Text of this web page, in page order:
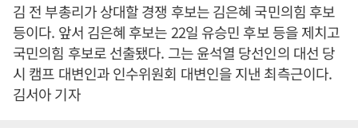
김 전 부총리가 상대할 경쟁 후보는 김은혜 국민의힘 후보
등이다. 앞서 김은혜 후보는 22일 유승민 후보 등을 제치고
국민의힘 후보로 선출됐다. 그는 윤석열 당선인의 대선 당
시 캠프 대변인과 인수위원회 대변인을 지낸 최측근이다.
김서아 기자